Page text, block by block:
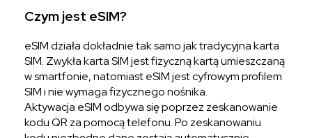
Czym jest eSIM?
eSIM działa dokładnie tak samo jak tradycyjna karta
SIM. Zwykła karta SIM jest fizyczną kartą umieszczaną
w smartfonie, natomiast eSIM jest cyfrowym profilem
SIM i nie wymaga fizycznego nośnika.
Aktywacja eSIM odbywa się poprzez zeskanowanie
kodu QR za pomocą telefonu. Po zeskanowaniu